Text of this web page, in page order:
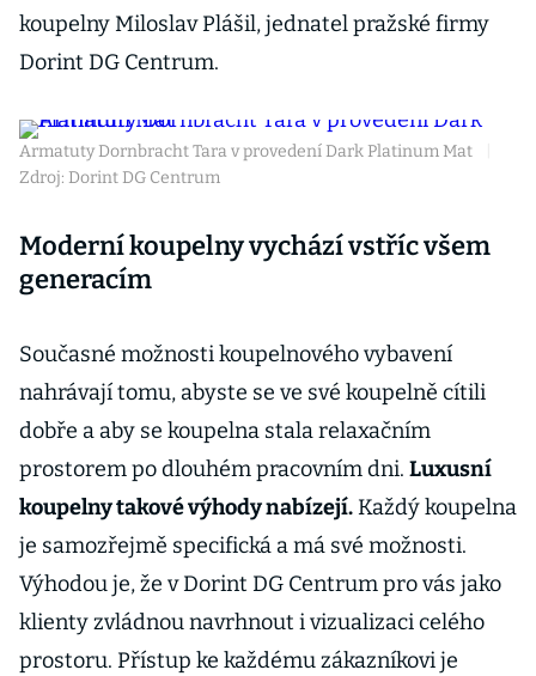
koupelny Miloslav Plášil, jednatel pražské firmy
Dorint DG Centrum.
Armatuty Dornbracht Tara v provedení Dark Platinum Mat
Zdroj: Dorint DG Centrum
Moderní koupelny vychází vstříc všem
generacím
Současné možnosti koupelnového vybavení
nahrávají tomu, abyste se ve své koupelně cítili
dobře a aby se koupelna stala relaxačním
prostorem po dlouhém pracovním dni. Luxusní
koupelny takové výhody nabízejí.Každý koupelna
je samozřejmě specifická a má své možnosti.
Výhodou je, že v Dorint DG Centrum pro vás jako
klienty zvládnou navrhnout i vizualizaci celého
prostoru. Přístup ke každému zákazníkovi je